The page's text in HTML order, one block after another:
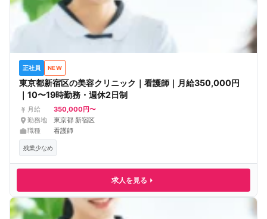
正社員 NEW
東京都新宿区の美容クリニック｜看護師｜月給350,000円
｜10〜19時勤務・週休2日制
月給 350,000円〜
勤務地
東京都 新宿区
職種
看護師
残業少なめ
求人を見る